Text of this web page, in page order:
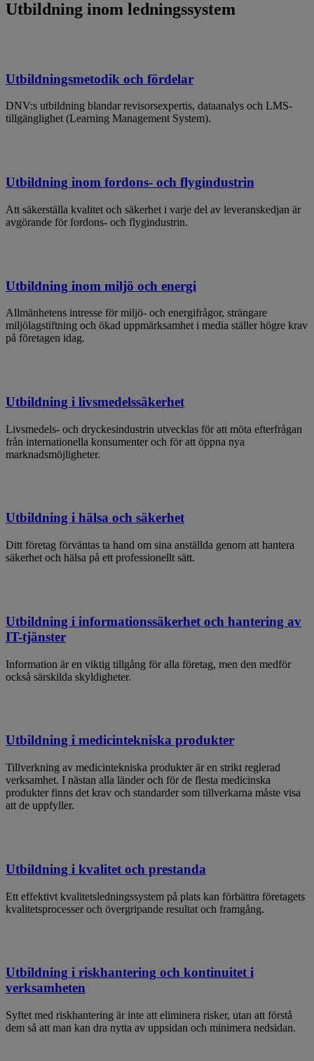
Utbildning inom ledningssystem
Utbildningsmetodik och fördelar
DNV:s utbildning blandar revisorsexpertis, dataanalys och LMS-
tillgänglighet (Learning Management System).
Utbildning inom fordons- och flygindustrin
Att säkerställa kvalitet och säkerhet i varje del av leveranskedjan är
avgörande för fordons- och flygindustrin.
Utbildning inom miljö och energi
Allmänhetens intresse för miljö- och energifrågor, strängare
miljölagstiftning och ökad uppmärksamhet i media ställer högre krav
på företagen idag.
Utbildning i livsmedelssäkerhet
Livsmedels- och dryckesindustrin utvecklas för att möta efterfrågan
från internationella konsumenter och för att öppna nya
marknadsmöjligheter.
Utbildning i hälsa och säkerhet
Ditt företag förväntas ta hand om sina anställda genom att hantera
säkerhet och hälsa på ett professionellt sätt.
Utbildning i informationssäkerhet och hantering av
IT-tjänster
Information är en viktig tillgång för alla företag, men den medför
också särskilda skyldigheter.
Utbildning i medicintekniska produkter
Tillverkning av medicintekniska produkter är en strikt reglerad
verksamhet. I nästan alla länder och för de flesta medicinska
produkter finns det krav och standarder som tillverkarna måste visa
att de uppfyller.
Utbildning i kvalitet och prestanda
Ett effektivt kvalitetsledningssystem på plats kan förbättra företagets
kvalitetsprocesser och övergripande resultat och framgång.
Utbildning i riskhantering och kontinuitet i
verksamheten
Syftet med riskhantering är inte att eliminera risker, utan att förstå
dem så att man kan dra nytta av uppsidan och minimera nedsidan.